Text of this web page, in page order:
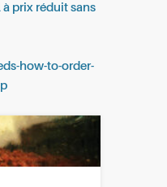
prix réduit sans
how-to-order-